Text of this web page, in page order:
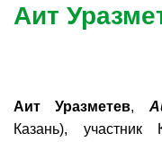
Аит
Аит Уразметев,
Казань), участник